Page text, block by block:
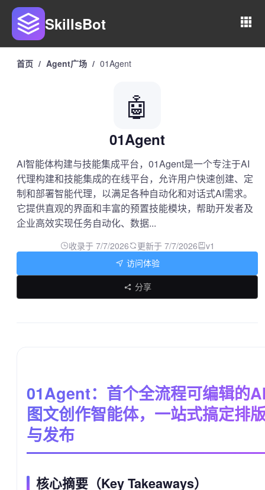
SkillsBot
首页 / Agent广场 / 01Agent
🤖
01Agent
AI智能体构建与技能集成平台，01Agent是一个专注于AI
代理构建和技能集成的在线平台，允许用户快速创建、定
制和部署智能代理，以满足各种自动化和对话式AI需求。
它提供直观的界面和丰富的预置技能模块，帮助开发者及
企业高效实现任务自动化、数据...
收录于 7/7/2026 更新于 7/7/2026 v1
访问体验
分享
01Agent：首个全流程可编辑的
图文创作智能体，一站式搞定排
与发布
核心摘要（Key Takeaways）